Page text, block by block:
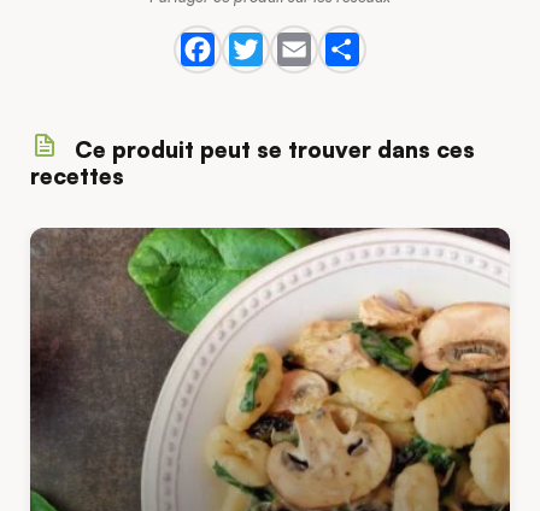
Ce produit peut se trouver dans ces
recettes